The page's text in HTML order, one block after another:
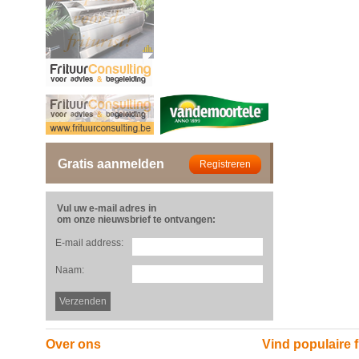
Gratis aanmelden
Vul uw e-mail adres in
om onze nieuwsbrief te ontvangen:
E-mail address:
Naam:
Over ons Vind populaire